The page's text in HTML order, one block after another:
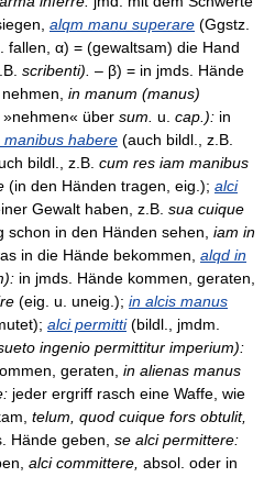
alqm manu superare (Ggstz.
fallen, α) = (gewaltsam) die Hand
scribenti). – β) = in jmds. Hände
in manum (manus)
»nehmen« über sum. u. cap.): in
manibus habere (auch bildl., z.B.
bildl., z.B. cum res iam manibus
(in den Händen tragen, eig.); alci
Gewalt haben, z.B. sua cuique
schon in den Händen sehen, iam in
in die Hände bekommen, alqd in
in jmds. Hände kommen, geraten,
(eig. u. uneig.); in alcis manus
alci permitti(bildl., jmdm.
ingenio permittitur imperium):
geraten, in alienas manus
jeder ergriff rasch eine Waffe, wie
telum, quod cuique fors obtulit,
Hände geben, se alci permittere:
alci committere, absol. oder in